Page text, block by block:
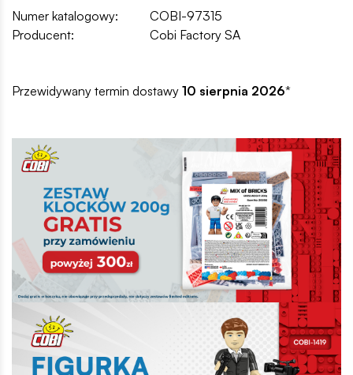
Numer katalogowy:
COBI-97315
Producent:
Cobi Factory SA
Przewidywany termin dostawy 10 sierpnia 2026*